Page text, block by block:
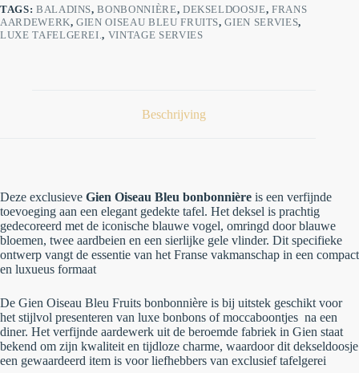
TAGS: BALADINS,BONBONNIÈRE, DEKSELDOOSJE,FRANS
AARDEWERK,GIEN OISEAU BLEU FRUITS,GIEN SERVIES,
LUXE TAFELGEREI., VINTAGE SERVIES
Beschrijving
Deze exclusieve Gien Oiseau Bleu bonbonnière is een verfijnde
toevoeging aan een elegant gedekte tafel. Het deksel is prachtig
gedecoreerd met de iconische blauwe vogel, omringd door blauwe
bloemen, twee aardbeien en een sierlijke gele vlinder. Dit specifieke
ontwerp vangt de essentie van het Franse vakmanschap in een compact
en luxueus formaat
De Gien Oiseau Bleu Fruits bonbonnière is bij uitstek geschikt voor
het stijlvol presenteren van luxe bonbons of moccaboontjes na een
diner. Het verfijnde aardewerk uit de beroemde fabriek in Gien staat
bekend om zijn kwaliteit en tijdloze charme, waardoor dit dekseldoosje
een gewaardeerd item is voor liefhebbers van exclusief tafelgerei